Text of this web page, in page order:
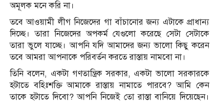
অমূলক মনে করি না।
তবে আওয়ামী লীগ নিজেদের গা বাঁচানোর জন্য এটাকে প্রাধান্য
দিচ্ছে। তারা নিজেদের অপকর্ম যেগুলো করেছে সেটা সেটাকে
তারা ভুলে যাচ্ছে। আপনি যদি আমাদের জন্য ভালো কিছু করেন
তবে আমরা আপনাকে পরিবর্তন করতে রাস্তায় নামবো না।
তিনি বলেন, একটা গণতান্ত্রিক সরকার, একটা ভালো সরকারকে
হটাতে বহিঃশক্তি আমাকে রাস্তায় নামাতে পারবে? আমি কেন
তাকে হটাতে দিবো? আপনি নিজেই তো রাস্তা বানিয়ে দিয়েছেন।